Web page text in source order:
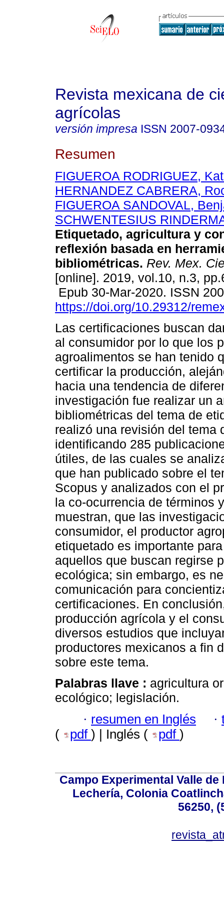
Revista mexicana de
agrícolas
versión impresa ISSN 2007-
Resumen
FIGUEROA RODRIGUEZ,
HERNANDEZ CABRERA,
FIGUEROA SANDOVAL,
SCHWENTESIUS
Etiquetado, agricultura y
reflexión basada en
bibliométricas. Rev. Mex.
[online]. 2019, vol.10, n.3,
Epub 30-Mar-2020. ISSN
https://doi.org/10.29312/
Las certificaciones buscan
al consumidor por lo que los
agroalimentos se han tenido
certificar la producción,
hacia una tendencia de
investigación fue realizar un
bibliométricas del tema de
realizó una revisión del tema
identificando 285
útiles, de las cuales se
que han publicado sobre el
Scopus y analizados con el
la co-ocurrencia de términos
muestran, que las
consumidor, el productor
etiquetado es importante
aquellos que buscan regirse
ecológica; sin embargo, es
comunicación para
certificaciones. En
producción agrícola y el
diversos estudios que
productores mexicanos a fin
sobre este tema.
Palabras llave : agricultura
ecológico; legislación.
· resumen en Inglés ·
(
pdf ) | Inglés ( pdf )
Campo Experimental Valle
Lechería, Colonia
56250,